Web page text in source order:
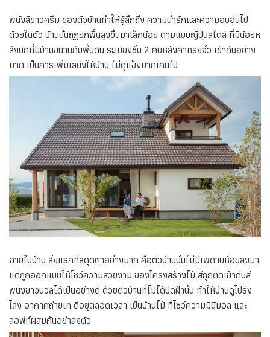
พนังสีขาวครีม ของตัวบ้านทำให้รู้สึกถึง ความน่ารักและความอบอุ่นไป
ด้วยในตัว บ้านนั้นถูฏยกพื้นสูงขึ้นมาเล็กน้อย ตามแบบญี่ปุ่นสไตล์ ที่มีน้อยห
ลังนักที่มีบ้านขนานกับพื้นดิน ระเบียงชั้น 2 กับหลังคาทรงจั่ว เข้ากันอย่าง
มาก เป็นการเพิ่มเสน่งให้บ้าน ไม่ดูแข็งมากเกินไป
ภายในบ้าน สิ่งแรกที่สดุดตาอย่างมาก คือตัวบ้านนั้นไม่มีเพดานห้อยลงมา
แต่ถูกออกแบบให้โชว์ความสวยงาม ของโครงสร้างไม้ สีถูกตัดเข้ากับสี
พนังขาวนวลได้เป็นอย่างดี ด้วยตัวบ้านที่ไม่ได้ปิดฝ้านั้น ทำให้บ้านดูโปร่ง
โล่ง อากาศถ่ายเท ดีอยู่ตลอดเวลา เป็นบ้านไม้ ที่โชว์ความมินิมอล และ
ลอฟท์ผสมกันอย่าลงตัว